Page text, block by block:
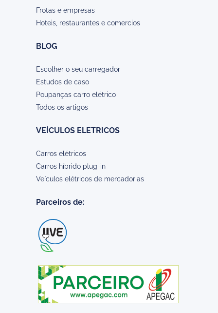
Frotas e empresas
Hoteis, restaurantes e comercios
BLOG
Escolher o seu carregador
Estudos de caso
Poupanças carro elétrico
Todos os artigos
VEÍCULOS ELETRICOS
Carros elétricos
Carros híbrido plug-in
Veículos elétricos de mercadorias
Parceiros de: